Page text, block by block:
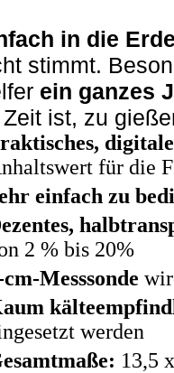
in die
stimmt.
ein ganzes
ist, zu
für die
einfach zu
2 % bis 20%
cm-Messsonde
werden
13,5